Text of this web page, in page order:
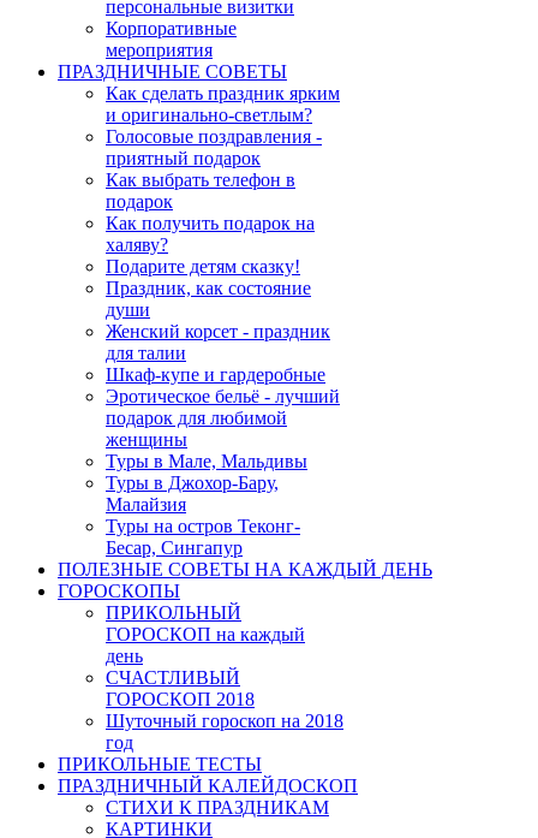
персональные визитки
Корпоративные
мероприятия
ПРАЗДНИЧНЫЕ СОВЕТЫ
Как сделать праздник ярким
и оригинально-светлым?
Голосовые поздравления -
приятный подарок
Как выбрать телефон в
подарок
Как получить подарок на
халяву?
Подарите детям сказку!
Праздник, как состояние
души
Женский корсет - праздник
для талии
Шкаф-купе и гардеробные
Эротическое бельё - лучший
подарок для любимой
женщины
Туры в Мале, Мальдивы
Туры в Джохор-Бару,
Малайзия
Туры на остров Теконг-
Бесар, Сингапур
ПОЛЕЗНЫЕ СОВЕТЫ НА КАЖДЫЙ ДЕНЬ
ГОРОСКОПЫ
ПРИКОЛЬНЫЙ
ГОРОСКОП на каждый
день
СЧАСТЛИВЫЙ
ГОРОСКОП 2018
Шуточный гороскоп на 2018
год
ПРИКОЛЬНЫЕ ТЕСТЫ
ПРАЗДНИЧНЫЙ КАЛЕЙДОСКОП
СТИХИ К ПРАЗДНИКАМ
КАРТИНКИ